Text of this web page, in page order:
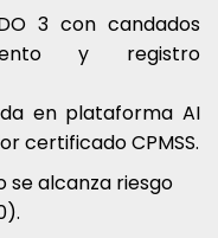
3 con candados
y registro
en plataforma AI
certificado CPMSS.
se alcanza riesgo